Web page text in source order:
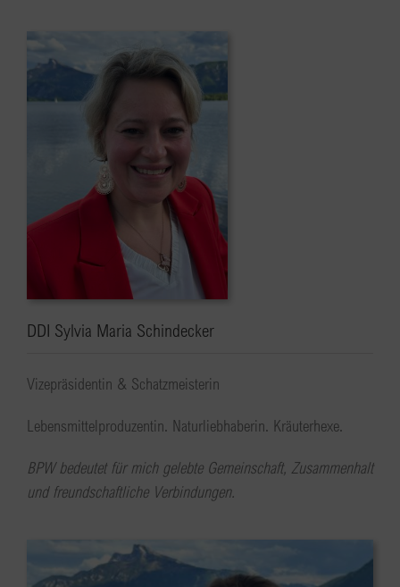
DDI Sylvia Maria Schindecker
Vizepräsidentin & Schatzmeisterin
Lebensmittelproduzentin. Naturliebhaberin. Kräuterhexe.
BPW bedeutet für mich gelebte Gemeinschaft, Zusammenhalt
und freundschaftliche Verbindungen.